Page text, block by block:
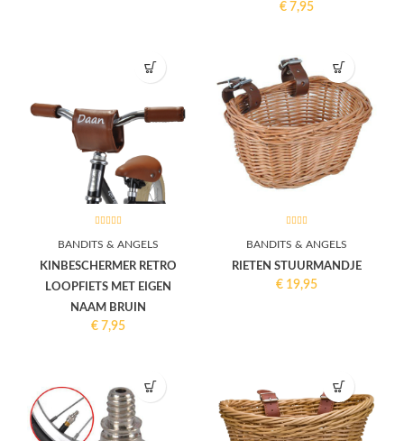
€ 7,95
BANDITS & ANGELS
KINBESCHERMER RETRO
LOOPFIETS MET EIGEN
NAAM BRUIN
€ 7,95
BANDITS & ANGELS
RIETEN STUURMANDJE
€ 19,95